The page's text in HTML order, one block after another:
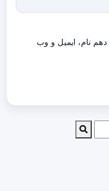
نام، ایمیل و وب